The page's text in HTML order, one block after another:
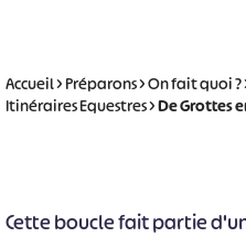
Accueil>Préparons>On fait quoi ?
Itinéraires Equestres>De Grottes
Cette boucle fait partie